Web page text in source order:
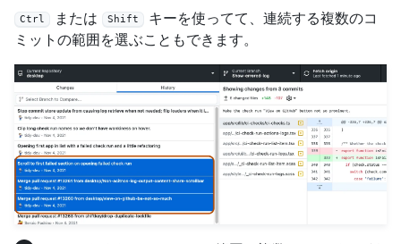
Ctrl または Shift
キーを使ってて、連続する複数のコ
ミットの範囲を選ぶこともできます。